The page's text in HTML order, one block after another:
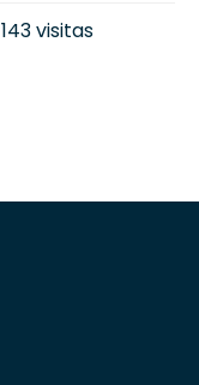
143 visitas